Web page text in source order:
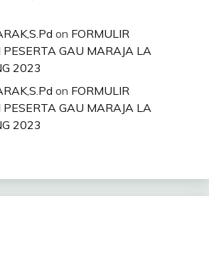
on FORMULIR
GAU MARAJA LA
2023
on FORMULIR
GAU MARAJA LA
2023